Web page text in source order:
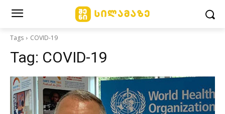
Tags COVID-19
Tag: COVID-19